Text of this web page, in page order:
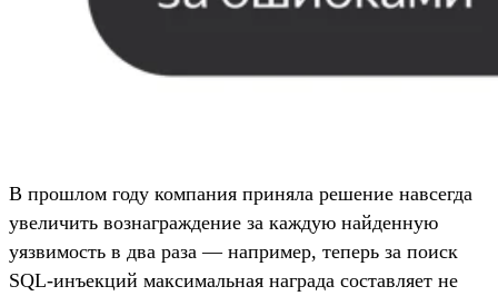
В прошлом году компания приняла решение навсегда
увеличить вознаграждение за каждую найденную
уязвимость в два раза — например, теперь за поиск
SQL-инъекций максимальная награда составляет не